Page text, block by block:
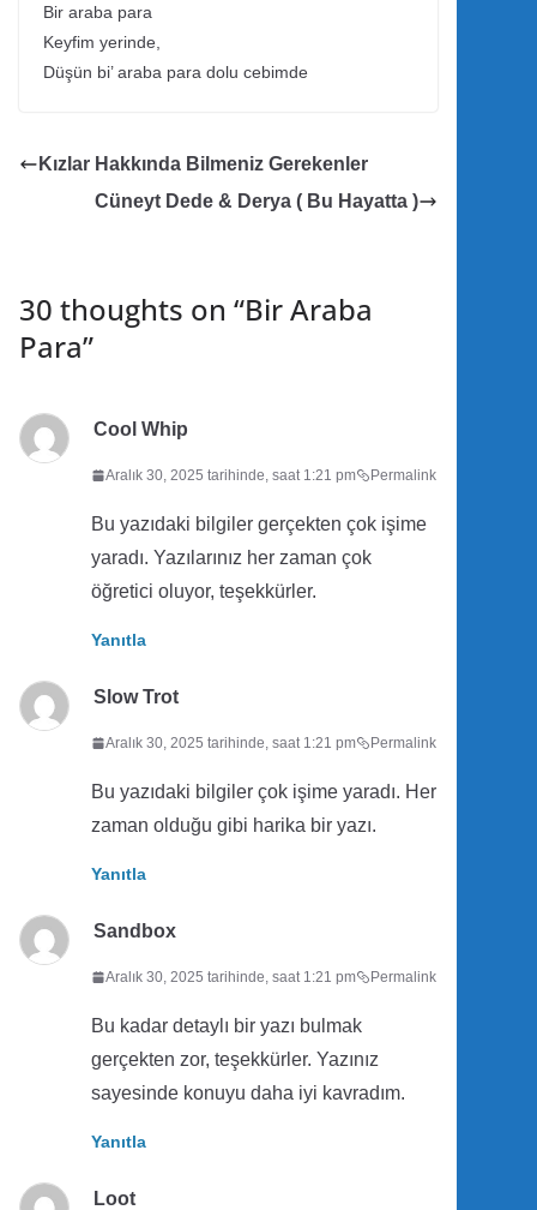
Bir araba para
Keyfim yerinde,
Düşün bi’ araba para dolu cebimde
Kızlar Hakkında Bilmeniz Gerekenler
Cüneyt Dede & Derya ( Bu Hayatta )
30 thoughts on “Bir Araba
Para”
Cool Whip
Aralık 30, 2025 tarihinde, saat 1:21 pm Permalink
Bu yazıdaki bilgiler gerçekten çok işime
yaradı. Yazılarınız her zaman çok
öğretici oluyor, teşekkürler.
Yanıtla
Slow Trot
Aralık 30, 2025 tarihinde, saat 1:21 pm Permalink
Bu yazıdaki bilgiler çok işime yaradı. Her
zaman olduğu gibi harika bir yazı.
Yanıtla
Sandbox
Aralık 30, 2025 tarihinde, saat 1:21 pm Permalink
Bu kadar detaylı bir yazı bulmak
gerçekten zor, teşekkürler. Yazınız
sayesinde konuyu daha iyi kavradım.
Yanıtla
Loot